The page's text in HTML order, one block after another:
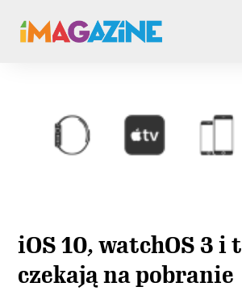
iOS 10, watchOS 3 i
czekają na pobranie